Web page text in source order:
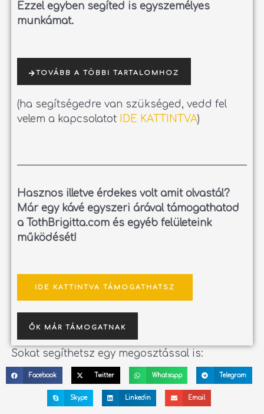
Ezzel egyben segíted is egyszemélyes
munkámat.
TOVÁBB A TÖBBI TARTALOMHOZ
(ha segítségedre van szükséged, vedd fel
velem a kapcsolatot
IDE KATTINTVA)
Hasznos illetve érdekes volt amit olvastál?
Már egy kávé egyszeri árával támogathatod
a TothBrigitta.com és egyéb felületeink
működését!
IDE KATTINTVA TÁMOGATHATSZ
ŐK MÁR TÁMOGATNAK
Sokat segíthetsz egy megosztással is:
Facebook Twitter Whatsapp Telegram
Skype Linkedin Email